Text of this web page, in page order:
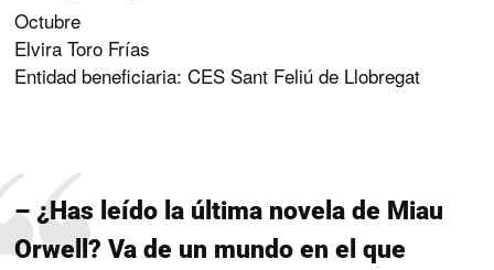
Octubre
Elvira Toro Frías
Entidad beneficiaria: CES Sant Feliú de Llobregat
– ¿Has leído la última novela de Miau
Orwell? Va de un mundo en el que